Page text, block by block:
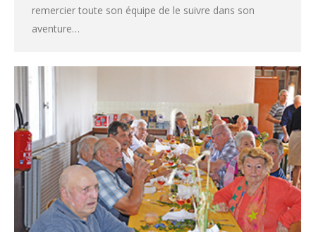
remercier toute son équipe de le suivre dans son
aventure…